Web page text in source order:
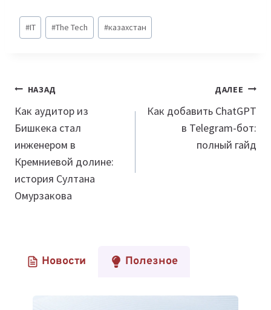
Метки
записи:
#IT #The Tech #казахстан
Навигация
по
записям
НАЗАД
Как аудитор из
Бишкека стал
инженером в
Кремниевой долине:
история Султана
Омурзакова
ДАЛЕЕ
Как добавить ChatGPT
в Telegram-бот:
полный гайд
Новости Полезное